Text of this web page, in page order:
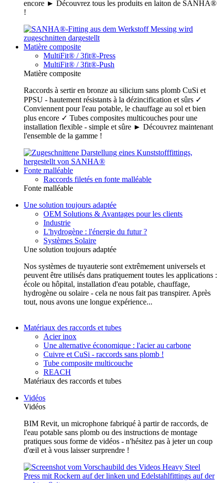
encore ► Découvrez tous les produits en laiton de SANHA®
!
Matière composite
MultiFit® / 3fit®-Press
MultiFit® / 3fit®-Push
Matière composite
Raccords à sertir en bronze au silicium sans plomb CuSi et
PPSU - hautement résistants à la dézincification et sûrs ✓
Conviennent pour l'eau potable, le chauffage au sol et bien
plus encore ✓ Tubes composites multicouches pour une
installation flexible - simple et sûre ► Découvrez maintenant
l'ensemble de la gamme !
Fonte malléable
Raccords filetés en fonte malléable
Fonte malléable
Une solution toujours adaptée
OEM Solutions & Avantages pour les clients
Industrie
L'hydrogène : l'énergie du futur ?
Systèmes Solaire
Une solution toujours adaptée
Nos systèmes de tuyauterie sont extrêmement universels et
peuvent être utilisés dans pratiquement toutes les applications :
école ou hôpital, installation d'eau potable, chauffage,
hydrogène ou solaire - cela ne nous fait pas transpirer. Après
tout, nous avons une longue expérience...
Matériaux des raccords et tubes
Acier inox
Une alternative économique : l'acier au carbone
Cuivre et CuSi - raccords sans plomb !
Tube composite multicouche
REACH
Matériaux des raccords et tubes
Vidéos
Vidéos
BIM Revit, un microphone fabriqué à partir de raccords, de
l'eau potable sans plomb ou des instructions de montage
pratiques sous forme de vidéos - n'hésitez pas à jeter un coup
d'œil et à vous laisser surprendre !